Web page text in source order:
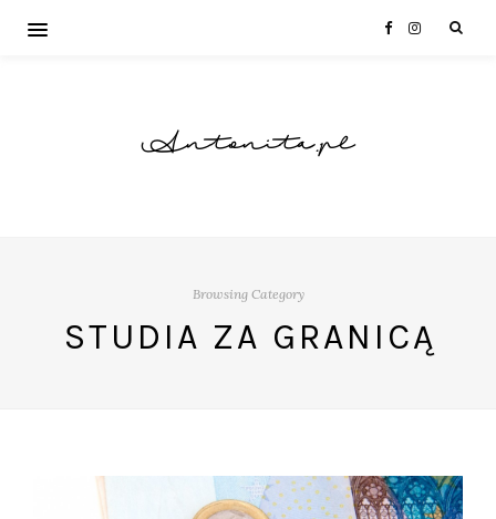
Antonita.pl
Browsing Category
STUDIA ZA GRANICĄ